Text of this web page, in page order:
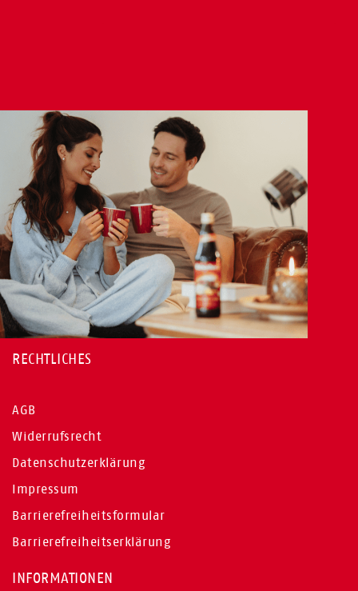
RECHTLICHES
AGB
Widerrufsrecht
Datenschutzerklärung
Impressum
Barrierefreiheitsformular
Barrierefreiheitserklärung
INFORMATIONEN